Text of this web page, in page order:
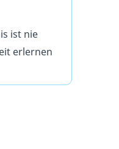
ist nie
erlernen